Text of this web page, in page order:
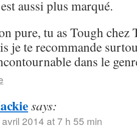
aussi plus marqué.
pure, tu as Tough chez
je te recommande
dans le
says:
2014 at 7 h 55 min